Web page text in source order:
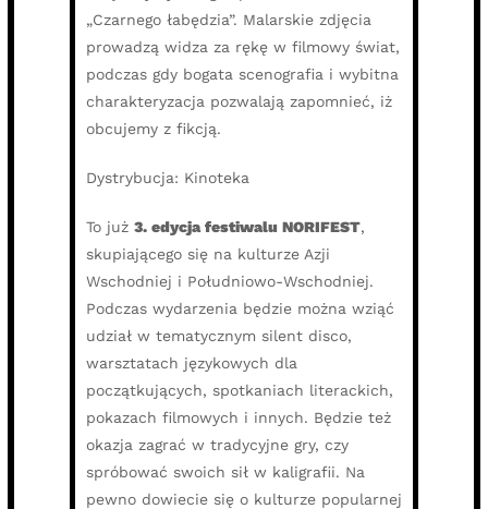
„Czarnego łabędzia”. Malarskie zdjęcia
prowadzą widza za rękę w filmowy świat,
podczas gdy bogata scenografia i wybitna
charakteryzacja pozwalają zapomnieć, iż
obcujemy z fikcją.
Dystrybucja: Kinoteka
To już 3. edycja festiwalu NORIFEST,
skupiającego się na kulturze Azji
Wschodniej i Południowo-Wschodniej.
Podczas wydarzenia będzie można wziąć
udział w tematycznym silent disco,
warsztatach językowych dla
początkujących, spotkaniach literackich,
pokazach filmowych i innych. Będzie też
okazja zagrać w tradycyjne gry, czy
spróbować swoich sił w kaligrafii. Na
pewno dowiecie się o kulturze popularnej